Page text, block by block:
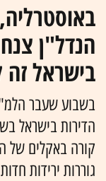
הנדל"ן
בישראל זה
הדירות בישראל
קורה באקלים של
גוררות ירידות